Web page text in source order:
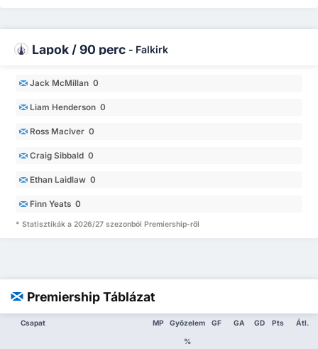
Lapok / 90 perc - Falkirk
Jack McMillan 0
Liam Henderson 0
Ross MacIver 0
Craig Sibbald 0
Ethan Laidlaw 0
Finn Yeats 0
* Statisztikák a 2026/27 szezonból Premiership-ről
Premiership Táblázat
Csapat MP Győzelem
%
GF GA GD Pts Átl.